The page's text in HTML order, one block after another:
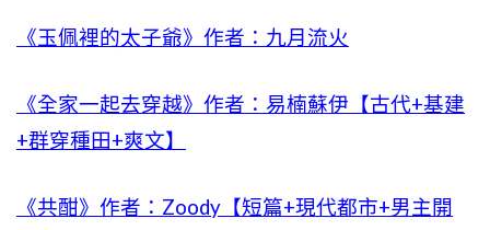
《玉佩裡的太子爺》作者：九月流火
《全家一起去穿越》作者：易楠蘇伊【古代+基建
+群穿種田+爽文】
《共酣》作者：Zoody【短篇+現代都市+男主開